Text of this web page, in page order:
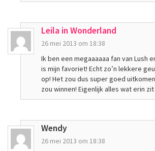
Leila in Wonderland
26 mei 2013 om 18:38
Ik ben een megaaaaaa fan van Lush
is mijn favoriet! Echt zo’n lekkere
op! Het zou dus super goed
zou winnen! Eigenlijk alles wat erin zit
Wendy
26 mei 2013 om 18:38